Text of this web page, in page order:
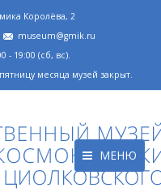
Королёва, 2
museum@gmik.ru
- 19:00 (сб, вс).
месяца музей закрыт.
МЕНЮ